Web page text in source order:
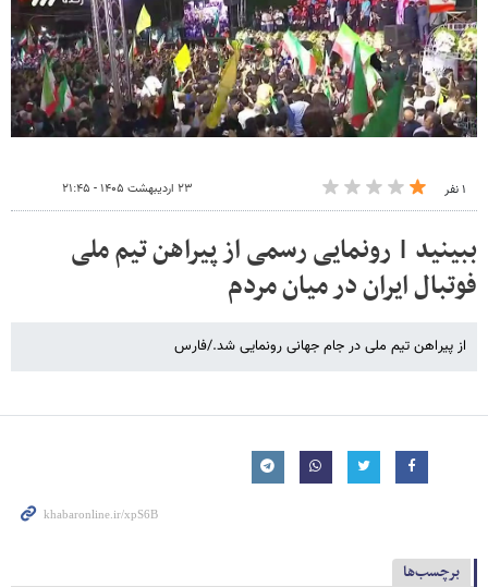
۱ نفر ۲۳ اردیبهشت ۱۴۰۵ - ۲۱:۴۵
ببینید | رونمایی رسمی از پیراهن تیم ملی
فوتبال ایران در میان مردم
از پیراهن تیم ملی در جام جهانی رونمایی شد./فارس
برچسب‌ها